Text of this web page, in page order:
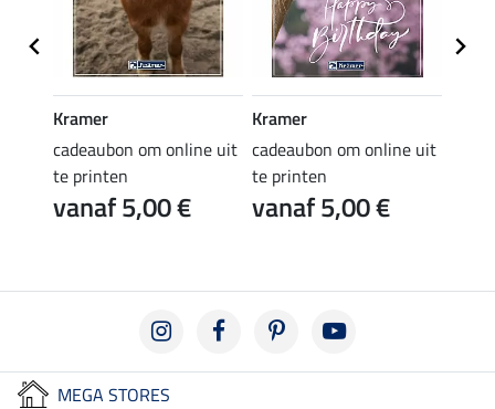
Kramer
cadeaubon om online uit
te printen
vanaf 5,00 €
Kramer
cadeaubon om online uit
te printen
vanaf 5,00 €
MEGA STORES